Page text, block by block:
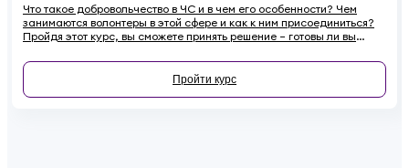
Что такое добровольчество в ЧС и в чем его особенности? Чем
занимаются волонтеры в этой сфере и как к ним присоединиться?
Пройдя этот курс, вы сможете принять решение – готовы ли вы
Пройти курс